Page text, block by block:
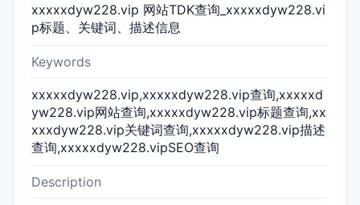
xxxxxdyw228.vip 网站TDK查询_xxxxxdyw228.vi
p标题、关键词、描述信息
Keywords
xxxxxdyw228.vip,xxxxxdyw228.vip查询,xxxxxd
yw228.vip网站查询,xxxxxdyw228.vip标题查询,xx
xxxdyw228.vip关键词查询,xxxxxdyw228.vip描述
查询,xxxxxdyw228.vipSEO查询
Description